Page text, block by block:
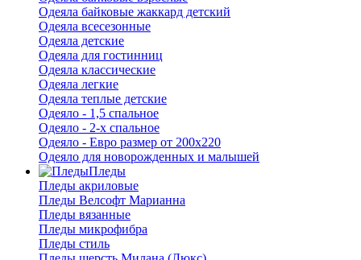
Одеяла байковые жаккард детский
Одеяла всесезонные
Одеяла детские
Одеяла для гостинниц
Одеяла классические
Одеяла легкие
Одеяла теплые детские
Одеяло - 1,5 спальное
Одеяло - 2-х спальное
Одеяло - Евро размер от 200х220
Одеяло для новорожденных и малышей
Пледы
Пледы акриловые
Пледы Велсофт Марианна
Пледы вязанные
Пледы микрофибра
Пледы стиль